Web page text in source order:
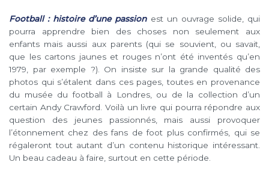
Football : histoire d’une passion est un ouvrage solide, qui
pourra apprendre bien des choses non seulement aux
enfants mais aussi aux parents (qui se souvient, ou savait,
que les cartons jaunes et rouges n’ont été inventés qu’en
1979, par exemple ?). On insiste sur la grande qualité des
photos qui s’étalent dans ces pages, toutes en provenance
du musée du football à Londres, ou de la collection d’un
certain Andy Crawford. Voilà un livre qui pourra répondre aux
question des jeunes passionnés, mais aussi provoquer
l’étonnement chez des fans de foot plus confirmés, qui se
régaleront tout autant d’un contenu historique intéressant.
Un beau cadeau à faire, surtout en cette période.